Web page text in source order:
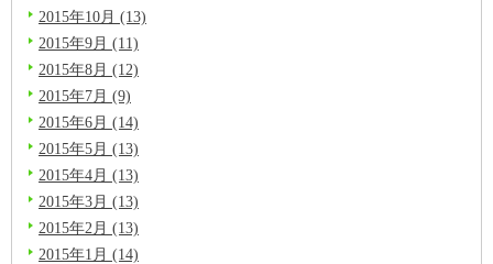
2015年10月 (13)
2015年9月 (11)
2015年8月 (12)
2015年7月 (9)
2015年6月 (14)
2015年5月 (13)
2015年4月 (13)
2015年3月 (13)
2015年2月 (13)
2015年1月 (14)